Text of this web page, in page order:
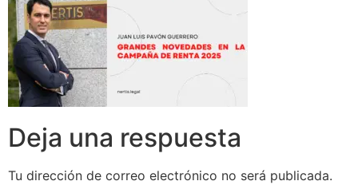
Deja una respuesta
Tu dirección de correo electrónico no será publicada.